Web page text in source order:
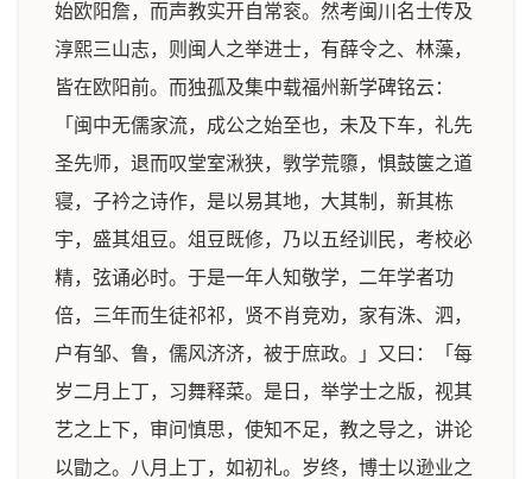
始欧阳詹，而声教实开自常衮。然考闽川名士传及
淳熙三山志，则闽人之举进士，有薛令之、林藻，
皆在欧阳前。而独孤及集中载福州新学碑铭云：
「闽中无儒家流，成公之始至也，未及下车，礼先
圣先师，退而叹堂室湫狭，斆学荒隳，惧鼓箧之道
寝，子衿之诗作，是以易其地，大其制，新其栋
宇，盛其俎豆。俎豆既修，乃以五经训民，考校必
精，弦诵必时。于是一年人知敬学，二年学者功
倍，三年而生徒祁祁，贤不肖竞劝，家有洙、泗，
户有邹、鲁，儒风济济，被于庶政。」又曰：「每
岁二月上丁，习舞释菜。是日，举学士之版，视其
艺之上下，审问慎思，使知不足，教之导之，讲论
以勖之。八月上丁，如初礼。岁终，博士以逊业之